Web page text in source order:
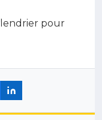
pour